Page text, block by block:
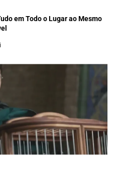
em Todo o Lugar ao Mesmo